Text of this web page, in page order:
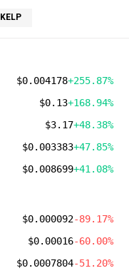
KELP
$0.004178+255.87%
$0.13+168.94%
$3.17+48.38%
$0.003383+47.85%
$0.008699+41.08%
$0.000092-89.17%
$0.00016-60.00%
$0.0007804-51.20%